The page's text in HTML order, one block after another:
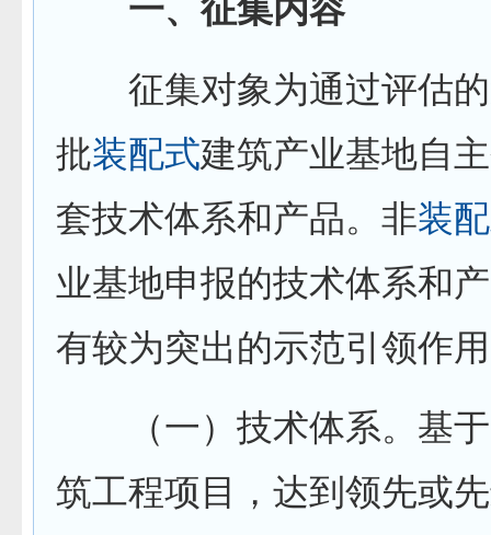
一、征集内容
征集对象为通过评估的
批装配式建筑产业基地自
套技术体系和产品。非装
业基地申报的技术体系和
有较为突出的示范引领作
（一）技术体系。基于
筑工程项目，达到领先或